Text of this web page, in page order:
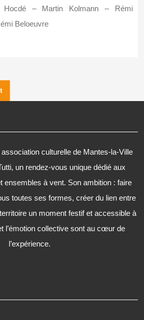
Hocdé – Martin Kolmann – Rémi
Beloeuvre
Previous
Post
culturelle de Mantes-la-Ville
un rendez-vous unique dédié aux
ensembles à vent. Son ambition : faire
toutes ses formes, créer du lien entre
un moment festif et accessible à
l’émotion collective sont au cœur de
l’expérience.